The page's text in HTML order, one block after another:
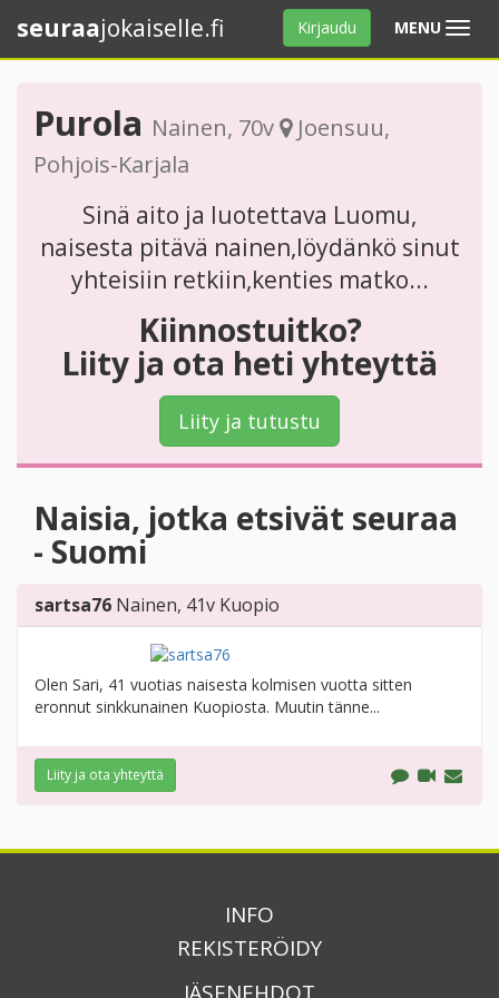
MENU Avaa
valikko
seuraajokaiselle.fi Kirjaudu
Purola Nainen, 70v Joensuu,
Pohjois-Karjala
Sinä aito ja luotettava Luomu,
naisesta pitävä nainen,löydänkö sinut
yhteisiin retkiin,kenties matko...
Kiinnostuitko?
Liity ja ota heti yhteyttä
Liity ja tutustu
Naisia, jotka etsivät seuraa
- Suomi
sartsa76 Nainen, 41v Kuopio
Olen Sari, 41 vuotias naisesta kolmisen vuotta sitten
eronnut sinkkunainen Kuopiosta. Muutin tänne...
Liity ja ota yhteyttä
INFO
REKISTERÖIDY